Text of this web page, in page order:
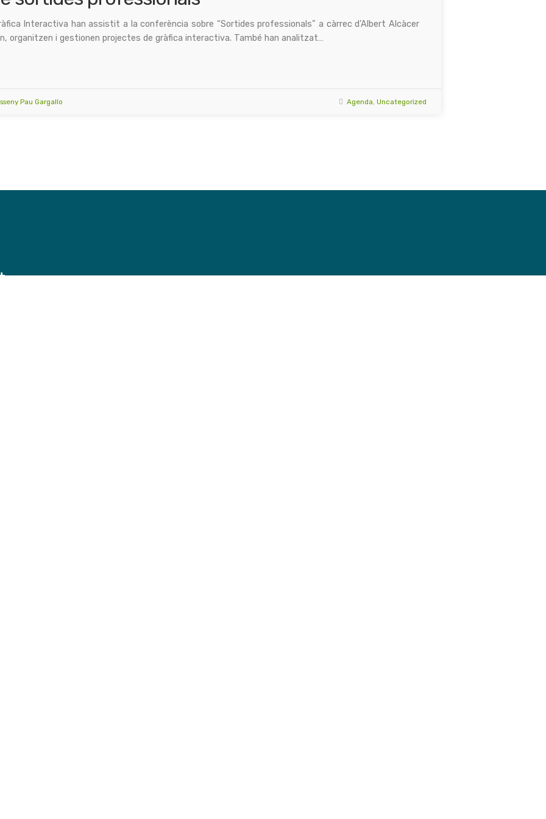
Interactiva han assistit a la conferència sobre “Sortides professionals” a càrrec d’Albert Alcàcer
organitzen i gestionen projectes de gràfica interactiva. També han analitzat…
Pau Gargallo Agenda, Uncategorized